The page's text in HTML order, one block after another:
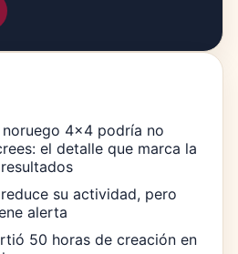
4×4 podría no
el detalle que marca la
su actividad, pero
alerta
50 horas de creación en